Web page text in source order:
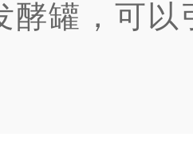
酵罐，可